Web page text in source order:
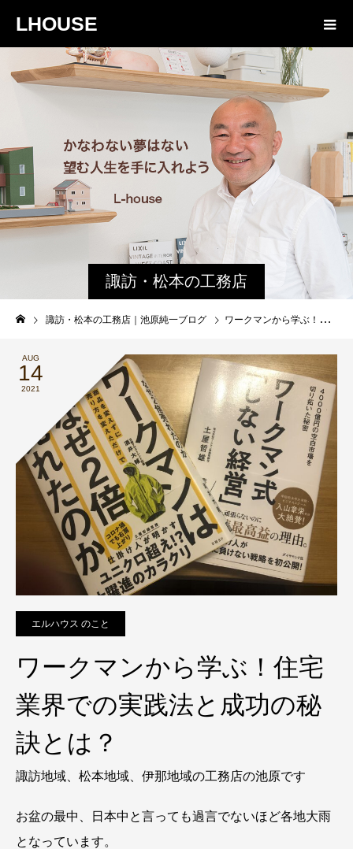
LHOUSE
諏訪・松本の工務店
の社長ブログ｜家族
物語８４３
諏訪・松本の工務店｜池原純一ブログ ワークマンから学ぶ！住宅業界での実践法と成功の秘訣とは？
AUG
14
2021
エルハウス のこと
ワークマンから学ぶ！住宅
業界での実践法と成功の秘
訣とは？
諏訪地域、松本地域、伊那地域の工務店の池原です
お盆の最中、日本中と言っても過言でないほど各地大雨
となっています。